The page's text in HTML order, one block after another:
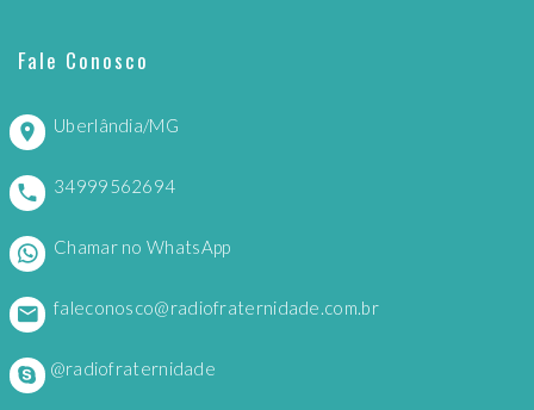
Fale Conosco
Uberlândia/MG
34999562694
Chamar no WhatsApp
faleconosco@radiofraternidade.com.br
@radiofraternidade